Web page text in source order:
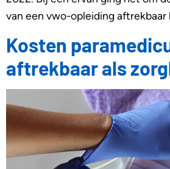
van een vwo-opleiding aftrekbaar
Kosten
aftrekbaar als